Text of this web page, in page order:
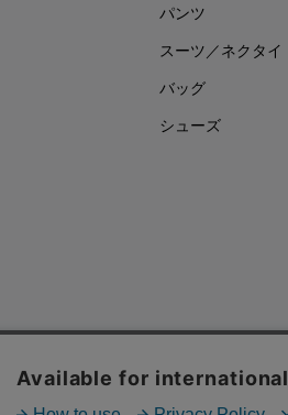
パンツ
スーツ／ネクタイ
バッグ
シューズ